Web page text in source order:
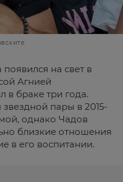
на свет в
Агнией
в браке три года.
пары в 2015-
однако Чадов
близкие отношения
в его воспитании.